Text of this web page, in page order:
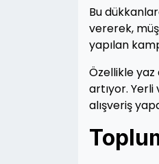
Bu
vererek,
yapılan
Özellikle
artıyor.
alışveriş